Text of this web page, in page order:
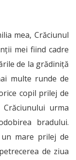
mea, Crăciunul
mei fiind cadre
de la grădiniță
multe runde de
copil prilej de
urma
bradului.
mare prilej de
de ziua